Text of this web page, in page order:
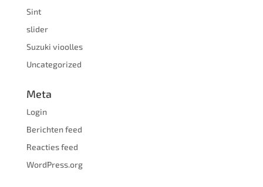
Sint
slider
Suzuki vioolles
Uncategorized
Meta
Login
Berichten feed
Reacties feed
WordPress.org